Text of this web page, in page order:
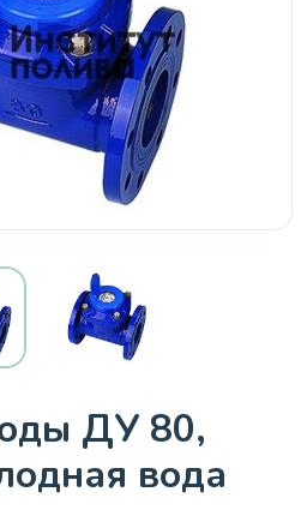
ДУ 80,
вода